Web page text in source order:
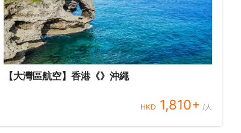
【大灣區航空】香港《》沖繩
HKD 1,810+ /人